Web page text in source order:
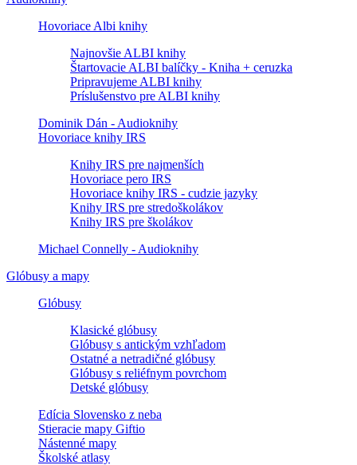
Hovoriace Albi knihy
Najnovšie ALBI knihy
Štartovacie ALBI balíčky - Kniha + ceruzka
Pripravujeme ALBI knihy
Príslušenstvo pre ALBI knihy
Dominik Dán - Audioknihy
Hovoriace knihy IRS
Knihy IRS pre najmenších
Hovoriace pero IRS
Hovoriace knihy IRS - cudzie jazyky
Knihy IRS pre stredoškolákov
Knihy IRS pre školákov
Michael Connelly - Audioknihy
Glóbusy a mapy
Glóbusy
Klasické glóbusy
Glóbusy s antickým vzhľadom
Ostatné a netradičné glóbusy
Glóbusy s reliéfnym povrchom
Detské glóbusy
Edícia Slovensko z neba
Stieracie mapy Giftio
Nástenné mapy
Školské atlasy